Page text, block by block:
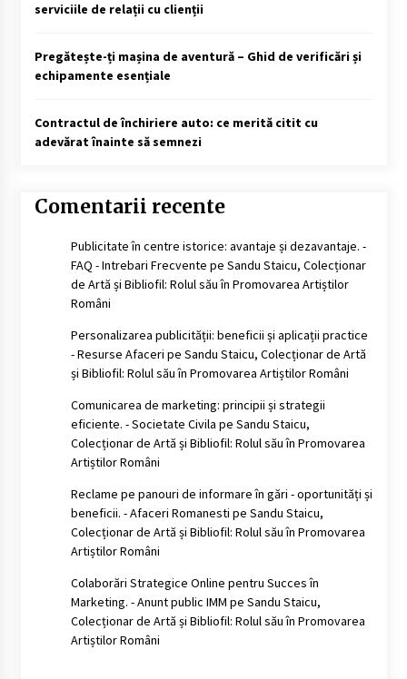
serviciile de relații cu clienții
Pregătește-ți mașina de aventură – Ghid de verificări și
echipamente esențiale
Contractul de închiriere auto: ce merită citit cu
adevărat înainte să semnezi
Comentarii recente
Publicitate în centre istorice: avantaje și dezavantaje. -
FAQ - Intrebari Frecvente pe Sandu Staicu, Colecționar
de Artă și Bibliofil: Rolul său în Promovarea Artiștilor
Români
Personalizarea publicității: beneficii și aplicații practice
- Resurse Afaceri pe Sandu Staicu, Colecționar de Artă
și Bibliofil: Rolul său în Promovarea Artiștilor Români
Comunicarea de marketing: principii și strategii
eficiente. - Societate Civila pe Sandu Staicu,
Colecționar de Artă și Bibliofil: Rolul său în Promovarea
Artiștilor Români
Reclame pe panouri de informare în gări - oportunități și
beneficii. - Afaceri Romanesti pe Sandu Staicu,
Colecționar de Artă și Bibliofil: Rolul său în Promovarea
Artiștilor Români
Colaborări Strategice Online pentru Succes în
Marketing. - Anunt public IMM pe Sandu Staicu,
Colecționar de Artă și Bibliofil: Rolul său în Promovarea
Artiștilor Români